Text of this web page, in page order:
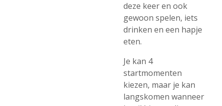
deze keer en ook
gewoon spelen, iets
drinken en een hapje
eten.
Je kan 4
startmomenten
kiezen, maar je kan
langskomen wanneer